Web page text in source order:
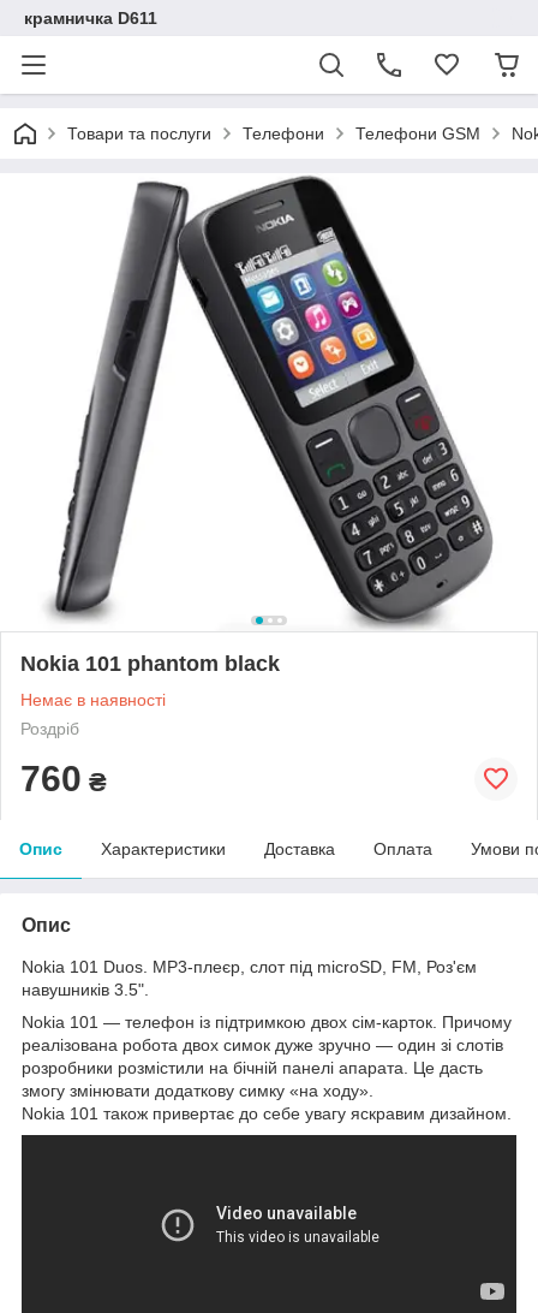
крамничка D611
Товари та послуги Телефони Телефони GSM
Nokia 101 phantom black
Немає в наявності
Роздріб
760 ₴
Опис Характеристики Доставка Оплата Умови
Опис
Nokia 101 Duos. MP3-плеєр, слот під microSD, FM, Роз'єм
навушників 3.5".
Nokia 101 — телефон із підтримкою двох сім-карток. Причому
реалізована робота двох симок дуже зручно — один зі слотів
розробники розмістили на бічній панелі апарата. Це дасть
змогу змінювати додаткову симку «на ходу».
Nokia 101 також привертає до себе увагу яскравим дизайном.